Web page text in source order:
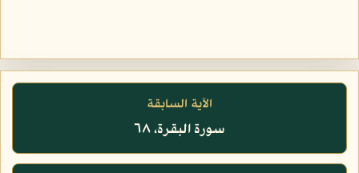
الآية السابقة
سورة البقرة، ٦٨